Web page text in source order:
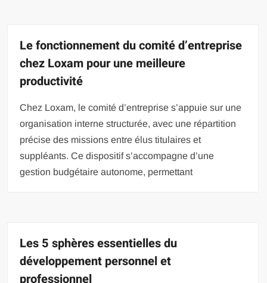
Le fonctionnement du comité d’entreprise
chez Loxam pour une meilleure
productivité
Chez Loxam, le comité d’entreprise s’appuie sur une
organisation interne structurée, avec une répartition
précise des missions entre élus titulaires et
suppléants. Ce dispositif s’accompagne d’une
gestion budgétaire autonome, permettant
Les 5 sphères essentielles du
développement personnel et
professionnel